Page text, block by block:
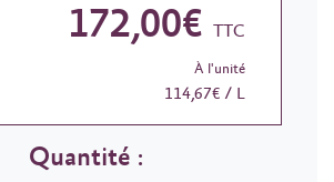
172,00€ TTC
À l'unité
114,67€ / L
Quantité :